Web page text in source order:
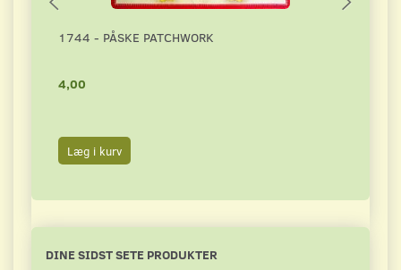
1744 - PÅSKE PATCHWORK
4,00
Læg i kurv
DINE SIDST SETE PRODUKTER